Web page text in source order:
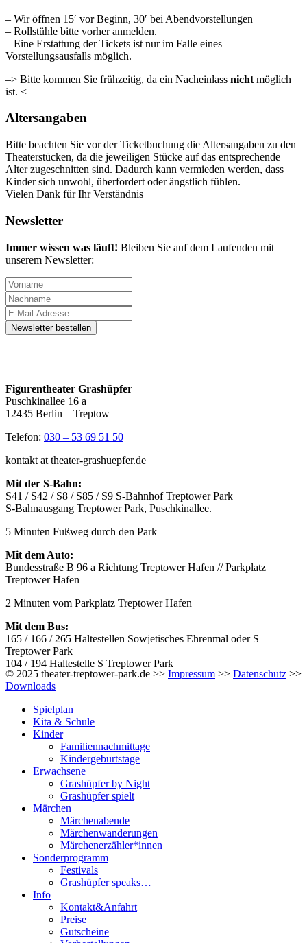
– Wir öffnen 15′ vor Beginn, 30′ bei Abendvorstellungen
– Rollstühle bitte vorher anmelden.
– Eine Erstattung der Tickets ist nur im Falle eines
Vorstellungsausfalls möglich.
–> Bitte kommen Sie frühzeitig, da ein Nacheinlass nicht möglich
ist. <–
Altersangaben
Bitte beachten Sie vor der Ticketbuchung die Altersangaben zu den
Theaterstücken, da die jeweiligen Stücke auf das entsprechende
Alter zugeschnitten sind. Dadurch kann vermieden werden, dass
Kinder sich unwohl, überfordert oder ängstlich fühlen.
Vielen Dank für Ihr Verständnis
Newsletter
Immer wissen was läuft! Bleiben Sie auf dem Laufenden mit
unserem Newsletter:
Figurentheater Grashüpfer
Puschkinallee 16 a
12435 Berlin – Treptow
Telefon: 030 – 53 69 51 50
kontakt at theater-grashuepfer.de
Mit der S-Bahn:
S41 / S42 / S8 / S85 / S9 S-Bahnhof Treptower Park
S-Bahnausgang Treptower Park, Puschkinallee.
5 Minuten Fußweg durch den Park
Mit dem Auto:
Bundesstraße B 96 a Richtung Treptower Hafen // Parkplatz
Treptower Hafen
2 Minuten vom Parkplatz Treptower Hafen
Mit dem Bus:
165 / 166 / 265 Haltestellen Sowjetisches Ehrenmal oder S
Treptower Park
104 / 194 Haltestelle S Treptower Park
© 2025 theater-treptower-park.de >> Impressum >> Datenschutz >>
Downloads
Spielplan
Kita & Schule
Kinder
Familiennachmittage
Kindergeburtstage
Erwachsene
Grashüpfer by Night
Grashüpfer spielt
Märchen
Märchenabende
Märchenwanderungen
Märchenerzähler*innen
Sonderprogramm
Festivals
Grashüpfer speaks…
Info
Kontakt&Anfahrt
Preise
Gutscheine